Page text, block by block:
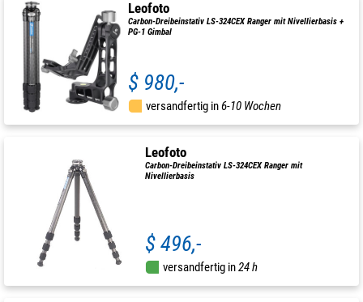
Leofoto
Carbon-Dreibeinstativ LS-324CEX Ranger mit Nivellierbasis +
PG-1 Gimbal
$ 980,-
versandfertig in6-10 Wochen
Leofoto
Carbon-Dreibeinstativ LS-324CEX Ranger mit
Nivellierbasis
$ 496,-
versandfertig in24 h